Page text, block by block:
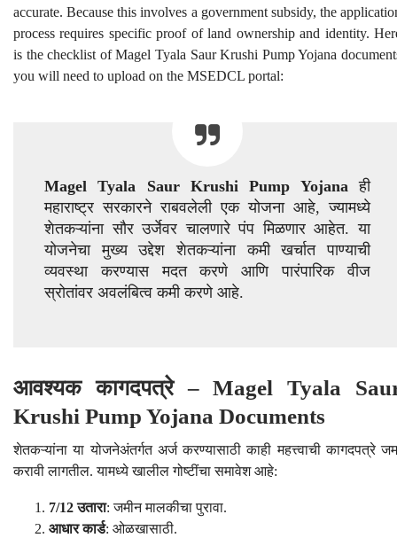
accurate. Because this involves a government subsidy, the
process requires specific proof of land ownership and identity.
is the checklist of Magel Tyala Saur Krushi Pump Yojana
you will need to upload on the MSEDCL portal:
Magel Tyala Saur Krushi Pump Yojanaही
महाराष्ट्र सरकारने राबवलेली एक योजना आहे, ज्यामध्ये
शेतकऱ्यांना सौर उर्जेवर चालणारे पंप मिळणार आहेत. या
योजनेचा मुख्य उद्देश शेतकऱ्यांना कमी खर्चात पाण्याची
व्यवस्था करण्यास मदत करणे आणि पारंपारिक वीज
स्रोतांवर अवलंबित्व कमी करणे आहे.
आवश्यक कागदपत्रे – Magel Tyala
Krushi Pump Yojana Documents
शेतकऱ्यांना या योजनेअंतर्गत अर्ज करण्यासाठी काही महत्त्वाची कागदपत्रे
करावी लागतील. यामध्ये खालील गोष्टींचा समावेश आहे:
7/12 उतारा: जमीन मालकीचा पुरावा.
आधार कार्ड: ओळखासाठी.